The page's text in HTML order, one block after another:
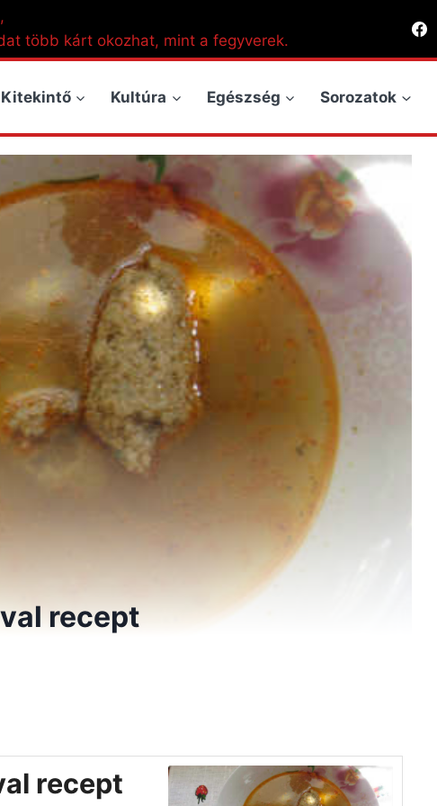
több kárt okozhat, mint a fegyverek.
Kitekintő Kultúra Egészség Sorozatok
recept
recept